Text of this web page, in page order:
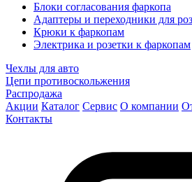
Блоки согласования фаркопа
Адаптеры и переходники для
Крюки к фаркопам
Электрика и розетки к фаркопам
Чехлы для авто
Цепи противоскольжения
Распродажа
Акции Каталог Сервис О компании
Контакты